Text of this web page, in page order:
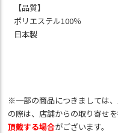
【品質】
ポリエステル100％
日本製
※一部の商品につきましては
の際は、店舗からの取り寄せ
頂戴する場合がございます。